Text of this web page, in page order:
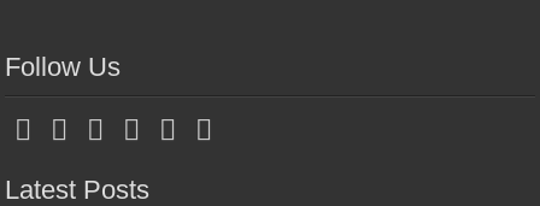
Follow Us
Latest Posts